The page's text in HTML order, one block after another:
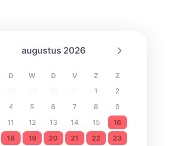
augustus 2026
D W D V Z
Z
1
2
4 5 6 7 8
9
11 12 13 14 15
16
18 19 20 21 22
23